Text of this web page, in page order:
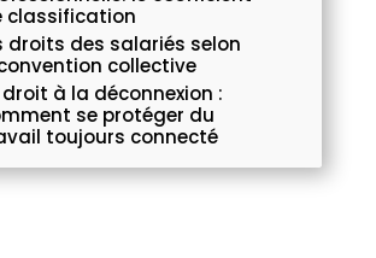
classification
droits des salariés selon
collective
droit à la déconnexion :
se protéger du
toujours connecté